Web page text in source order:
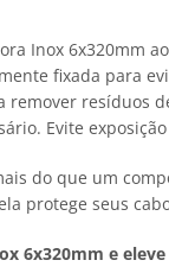
Inox 6x320mm
fixada para
remover resíduos
Evite
do que um
protege seus
6x320mm e eleve